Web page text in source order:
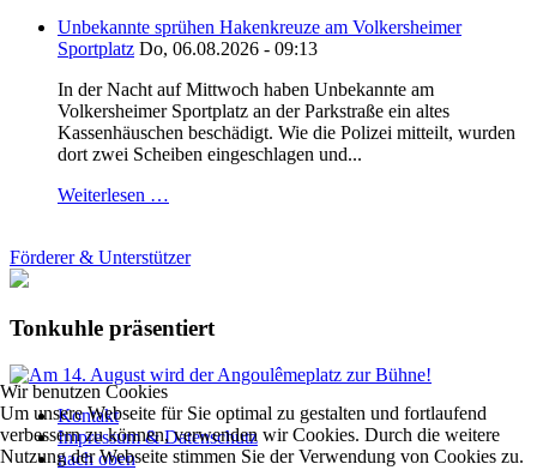
Unbekannte sprühen Hakenkreuze am Volkersheimer
Sportplatz Do, 06.08.2026 - 09:13
In der Nacht auf Mittwoch haben Unbekannte am
Volkersheimer Sportplatz an der Parkstraße ein altes
Kassenhäuschen beschädigt. Wie die Polizei mitteilt, wurden
dort zwei Scheiben eingeschlagen und...
Weiterlesen …
Förderer & Unterstützer
Tonkuhle präsentiert
Kontakt
Impressum & Datenschutz
nach oben
Wir benutzen Cookies
Um unsere Webseite für Sie optimal zu gestalten und fortlaufend
verbessern zu können, verwenden wir Cookies. Durch die weitere
Nutzung der Webseite stimmen Sie der Verwendung von Cookies zu.